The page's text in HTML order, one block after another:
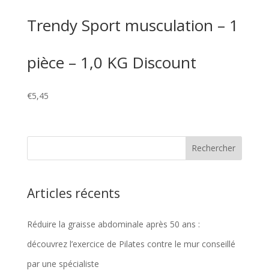
Trendy Sport musculation – 1
pièce – 1,0 KG Discount
€5,45
Articles récents
Réduire la graisse abdominale après 50 ans :
découvrez l’exercice de Pilates contre le mur conseillé
par une spécialiste